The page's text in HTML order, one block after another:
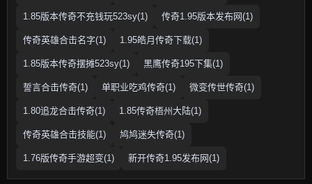
1.85版本传奇不充钱玩523sy(1) 传奇1.95版本发布网(1)
传奇英雄合击名字(1) 1.95皓月传奇下载(1)
1.85版本传奇摆摊523sy(1) 黑鹰传奇195下集(1)
誓言合击传奇(1) 单职业吃鸡传奇(1) 微变传世传奇(1)
1.80追龙合击传奇(1) 1.85传奇梧州大陆(1)
传奇英雄合击技能(1) 鸠鸠迷失传奇(1)
1.76版传奇手游超变(1) 新开传奇1.95发布网(1)